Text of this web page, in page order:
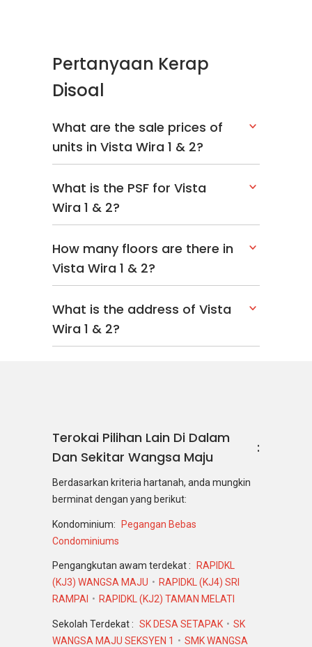
Pertanyaan Kerap
Disoal
What are the sale prices of
units in Vista Wira 1 & 2?
What is the PSF for Vista
Wira 1 & 2?
How many floors are there in
Vista Wira 1 & 2?
What is the address of Vista
Wira 1 & 2?
Terokai Pilihan Lain Di Dalam
Dan Sekitar Wangsa Maju
Berdasarkan kriteria hartanah, anda mungkin
berminat dengan yang berikut:
Kondominium: Pegangan Bebas
Condominiums
Pengangkutan awam terdekat :
RAPIDKL
(KJ3) WANGSA MAJU
RAPIDKL (KJ4) SRI
RAMPAI
RAPIDKL (KJ2) TAMAN MELATI
Sekolah Terdekat : SK DESA SETAPAK
SK
WANGSA MAJU SEKSYEN 1
SMK WANGSA